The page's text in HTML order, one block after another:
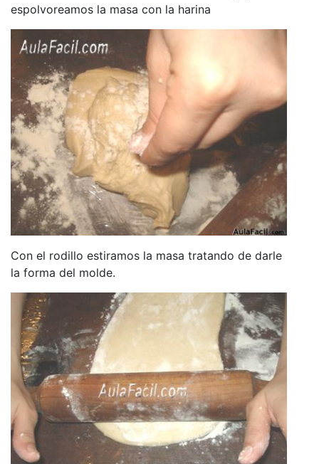
espolvoreamos la masa con la harina
Con el rodillo estiramos la masa tratando de darle
la forma del molde.